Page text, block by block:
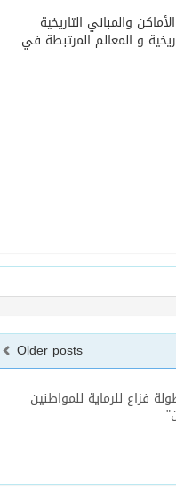
سياحي، تتنوع بين الأماكن والمباني التاريخية
و المعالم المرتبطة في
Older posts
فزاع للرماية للمواطنين